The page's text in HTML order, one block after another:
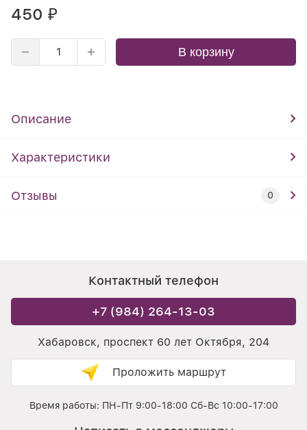
450 ₽
В корзину
Описание
Характеристики
Отзывы 0
Контактный телефон
+7 (984) 264-13-03
Хабаровск, проспект 60 лет Октября, 204
Проложить маршрут
Время работы: ПН-Пт 9:00-18:00 Сб-Вс 10:00-17:00